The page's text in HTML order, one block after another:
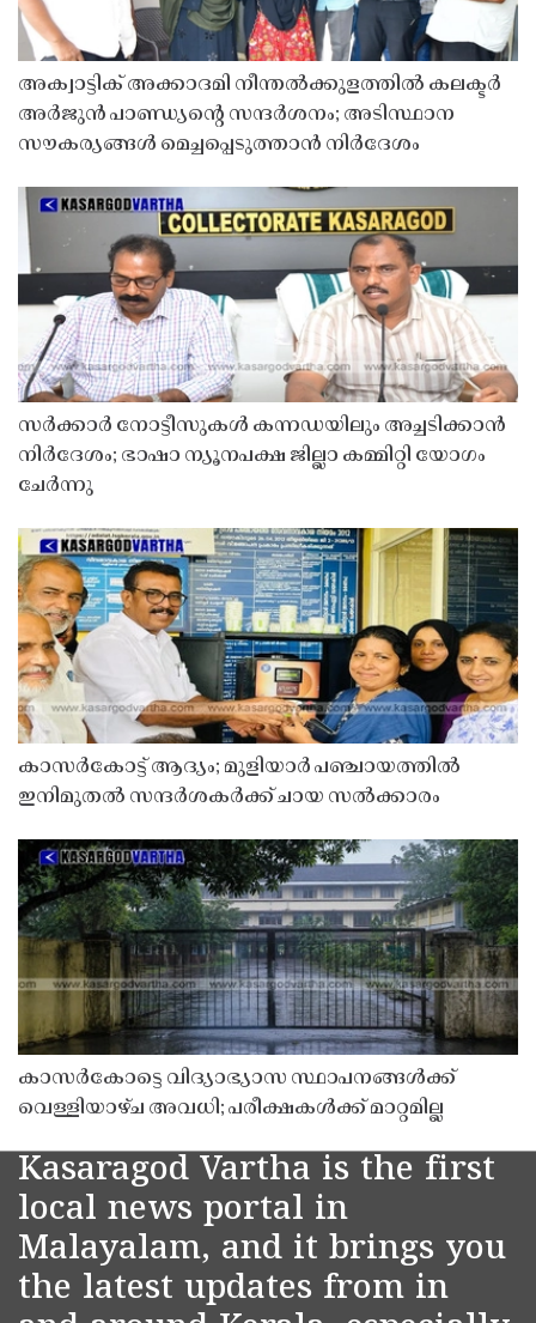
അക്വാട്ടിക് അക്കാദമി നീന്തൽക്കുളത്തിൽ കലക്ടർ
അർജുൻ പാണ്ഡ്യൻ്റെ സന്ദർശനം; അടിസ്ഥാന
സൗകര്യങ്ങൾ മെച്ചപ്പെടുത്താൻ നിർദേശം
സർക്കാർ നോട്ടീസുകൾ കന്നഡയിലും അച്ചടിക്കാൻ
നിർദേശം; ഭാഷാ ന്യൂനപക്ഷ ജില്ലാ കമ്മിറ്റി യോഗം
ചേർന്നു
കാസർകോട്ട് ആദ്യം; മുളിയാർ പഞ്ചായത്തിൽ
ഇനിമുതൽ സന്ദർശകർക്ക് ചായ സൽക്കാരം
കാസർകോട്ടെ വിദ്യാഭ്യാസ സ്ഥാപനങ്ങൾക്ക്
വെള്ളിയാഴ്ച അവധി; പരീക്ഷകൾക്ക് മാറ്റമില്ല
Kasaragod Vartha is the first
local news portal in
Malayalam, and it brings you
the latest updates from in